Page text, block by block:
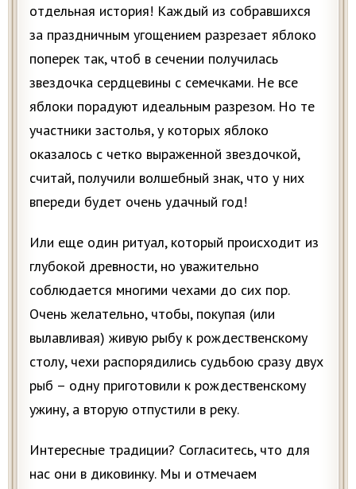
отдельная история! Каждый из собравшихся
за праздничным угощением разрезает яблоко
поперек так, чтоб в сечении получилась
звездочка сердцевины с семечками. Не все
яблоки порадуют идеальным разрезом. Но те
участники застолья, у которых яблоко
оказалось с четко выраженной звездочкой,
считай, получили волшебный знак, что у них
впереди будет очень удачный год!
Или еще один ритуал, который происходит из
глубокой древности, но уважительно
соблюдается многими чехами до сих пор.
Очень желательно, чтобы, покупая (или
вылавливая) живую рыбу к рождественскому
столу, чехи распорядились судьбою сразу двух
рыб – одну приготовили к рождественскому
ужину, а вторую отпустили в реку.
Интересные традиции? Согласитесь, что для
нас они в диковинку. Мы и отмечаем